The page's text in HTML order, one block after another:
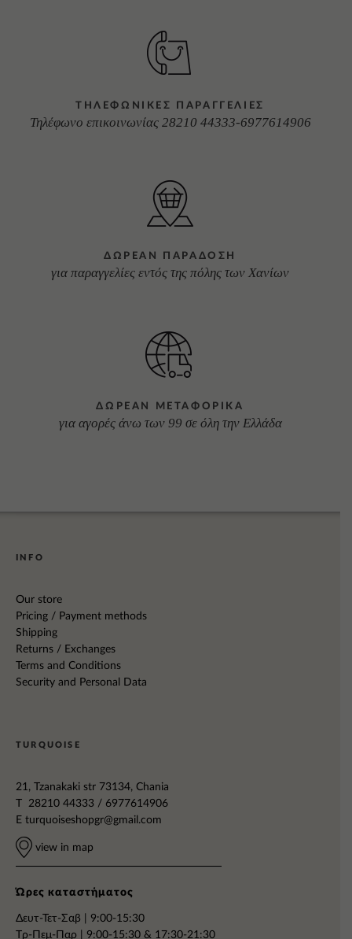
ΤΗΛΕΦΩΝΙΚΕΣ ΠΑΡΑΓΓΕΛΙΕΣ
Τηλέφωνο επικοινωνίας 28210 44333-6977614906
ΔΩΡΕΑΝ ΠΑΡΑΔΟΣΗ
για παραγγελίες εντός της πόλης των Χανίων
ΔΩΡΕΑΝ ΜΕΤΑΦΟΡΙΚΑ
για αγορές άνω των 99 σε όλη την Ελλάδα
INFO
Our store
Pricing / Payment methods
Shipping
Returns / Exchanges
Terms and Conditions
Security and Personal Data
TURQUOISE
21, Tzanakaki str 73134, Chania
T 28210 44333 / 6977614906
E turquoiseshopgr@gmail.com
view in map
Ώρες καταστήματος
Δευτ-Τετ-Σαβ | 9:00-15:30
Tρ-Πεμ-Παρ | 9:00-15:30 & 17:30-21:30